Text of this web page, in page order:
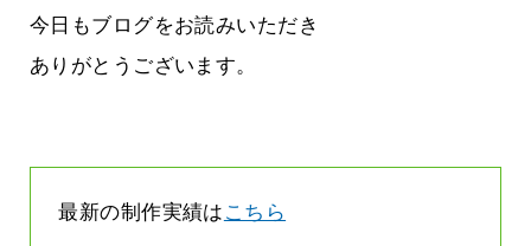
今日もブログをお読みいただき
ありがとうございます。
最新の制作実績は こちら